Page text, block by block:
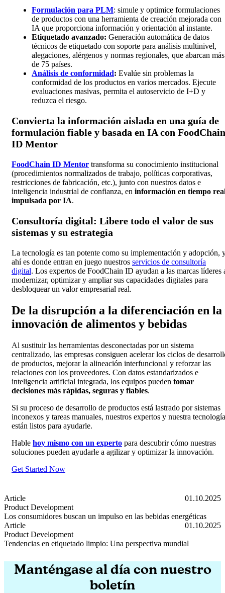
Formulación para PLM: simule y optimice formulaciones
de productos con una herramienta de creación mejorada con
IA que proporciona información y orientación al instante.
Etiquetado avanzado: Generación automática de datos
técnicos de etiquetado con soporte para análisis multinivel,
alegaciones, alérgenos y normas regionales, que abarcan más
de 75 países.
Análisis de conformidad: Evalúe sin problemas la
conformidad de los productos en varios mercados. Ejecute
evaluaciones masivas, permita el autoservicio de I+D y
reduzca el riesgo.
Convierta la información aislada en una guía de
formulación fiable y basada en IA con FoodChain
ID Mentor
FoodChain ID Mentor transforma su conocimiento institucional
(procedimientos normalizados de trabajo, políticas corporativas,
restricciones de fabricación, etc.), junto con nuestros datos e
inteligencia industrial de confianza, en información en tiempo
impulsada por IA.
Consultoría digital: Libere todo el valor de sus
sistemas y su estrategia
La tecnología es tan potente como su implementación y adopción,
ahí es donde entran en juego nuestros servicios de consultoría
digital. Los expertos de FoodChain ID ayudan a las marcas líderes
modernizar, optimizar y ampliar sus capacidades digitales para
desbloquear un valor empresarial real.
De la disrupción a la diferenciación en la
innovación de alimentos y bebidas
Al sustituir las herramientas desconectadas por un sistema
centralizado, las empresas consiguen acelerar los ciclos de
de productos, mejorar la alineación interfuncional y reforzar las
relaciones con los proveedores. Con datos estandarizados e
inteligencia artificial integrada, los equipos pueden tomar
decisiones más rápidas, seguras y fiables.
Si su proceso de desarrollo de productos está lastrado por sistemas
inconexos y tareas manuales, nuestros expertos y nuestra tecnología
están listos para ayudarle.
Hable hoy mismo con un experto para descubrir cómo nuestras
soluciones pueden ayudarle a agilizar y optimizar la innovación.
Get Started Now
Article
01.10.2025
Product Development
Los consumidores buscan un impulso en las bebidas energéticas
Los consumidores buscan un impulso en las bebidas energéticas
Article
01.10.2025
Product Development
Tendencias en etiquetado limpio: Una perspectiva mundial
Manténgase al día con nuestro
boletín